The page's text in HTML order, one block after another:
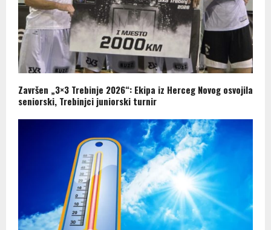
Završen „3×3 Trebinje 2026“: Ekipa iz Herceg Novog osvojila
seniorski, Trebinjci juniorski turnir